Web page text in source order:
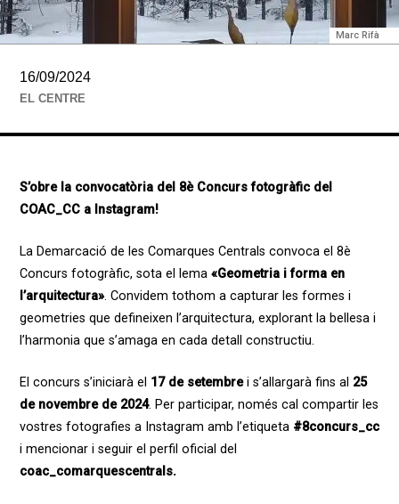
Marc Rifà
16/09/2024
EL CENTRE
S’obre la convocatòria del 8è Concurs fotogràfic del
COAC_CC a Instagram!
La Demarcació de les Comarques Centrals convoca el 8è
Concurs fotogràfic, sota el lema «Geometria i forma en
l’arquitectura». Convidem tothom a capturar les formes i
geometries que defineixen l’arquitectura, explorant la bellesa i
l’harmonia que s’amaga en cada detall constructiu.
El concurs s’iniciarà el 17 de setembrei s’allargarà fins al 25
de novembre de 2024. Per participar, només cal compartir les
vostres fotografies a Instagram amb l’etiqueta #8concurs_cc
i mencionar i seguir el perfil oficial del
coac_comarquescentrals.